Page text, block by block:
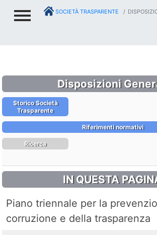
SOCIETÀ TRASPARENTE
Disposizioni
Storico Società
Trasparente
Riferimenti normativi
Ricerca
IN QUESTA
Piano triennale per la
corruzione e della trasparenza